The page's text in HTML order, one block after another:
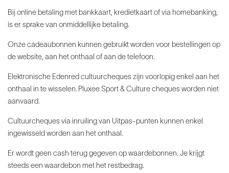
Bij online betaling met bankkaart, kredietkaart of via homebanking,
is er sprake van onmiddellijke betaling.
Onze cadeaubonnen kunnen gebruikt worden voor bestellingen op
de website, aan het onthaal of aan de telefoon.
Elektronische Edenred cultuurcheques zijn voorlopig enkel aan het
onthaal in te wisselen. Pluxee Sport & Culture cheques worden niet
aanvaard.
Cultuurcheques via inruiling van Uitpas-punten kunnen enkel
ingewisseld worden aan het onthaal.
Er wordt geen cash terug gegeven op waardebonnen. Je krijgt
steeds een waardebon met het restbedrag.